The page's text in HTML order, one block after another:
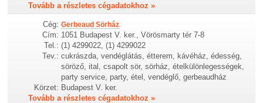
Tovább a részletes cégadatokhoz »
Cég: Gerbeaud Sörház
Cím: 1051 Budapest V. ker., Vörösmarty tér 7-8
Tel.: (1) 4299022, (1) 4299022
Tev.: cukrászda, vendéglátás, étterem, kávéház, édesség,
söröző, ital, csapolt sör, sörház, ételkülönlegességek,
party service, party, étel, vendéglő, gerbeaudház
Körzet: Budapest V. ker.
Tovább a részletes cégadatokhoz »